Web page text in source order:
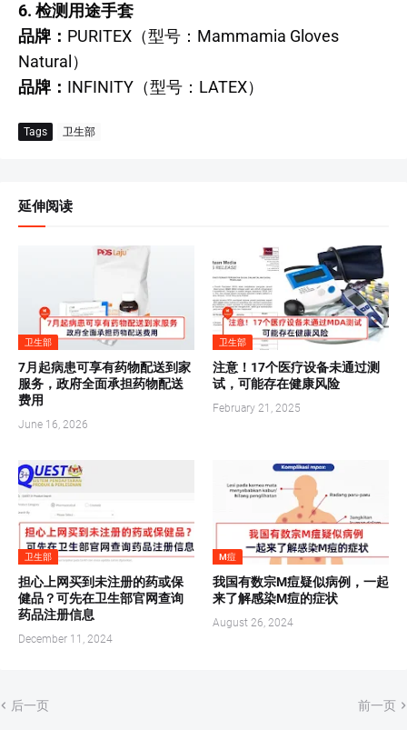
6. 检测用途手套
品牌： PURITEX（型号：Mammamia Gloves
Natural）
品牌： INFINITY（型号：LATEX）
Tags 卫生部
延伸阅读
卫生部
7月起病患可享有药物配送到家
服务，政府全面承担药物配送
费用
June 16, 2026
卫生部
注意！17个医疗设备未通过测
试，可能存在健康风险
February 21, 2025
卫生部
担心上网买到未注册的药或保
健品？可先在卫生部官网查询
药品注册信息
December 11, 2024
M痘
我国有数宗M痘疑似病例，一起
来了解感染M痘的症状
August 26, 2024
后一页 前一页